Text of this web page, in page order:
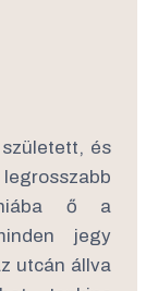
és
hiába ő a
jegy
utcán állva